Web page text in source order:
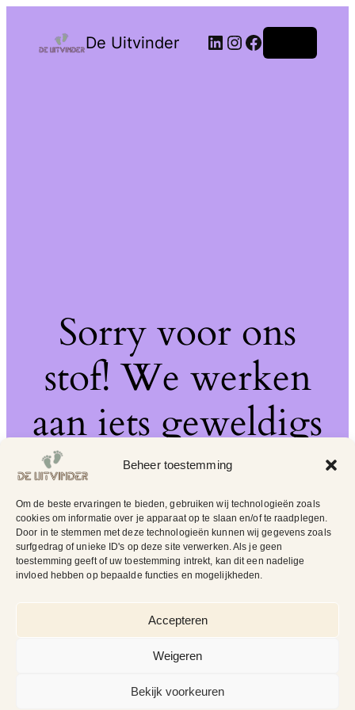
Beheer toestemming
Om de beste ervaringen te bieden, gebruiken wij technologieën zoals
cookies om informatie over je apparaat op te slaan en/of te raadplegen.
Door in te stemmen met deze technologieën kunnen wij gegevens zoals
surfgedrag of unieke ID's op deze site verwerken. Als je geen
toestemming geeft of uw toestemming intrekt, kan dit een nadelige
invloed hebben op bepaalde functies en mogelijkheden.
Accepteren
Weigeren
Bekijk voorkeuren
De Uitvinder
Sorry voor ons
stof! We werken
aan iets geweldigs
– kom snel terug!